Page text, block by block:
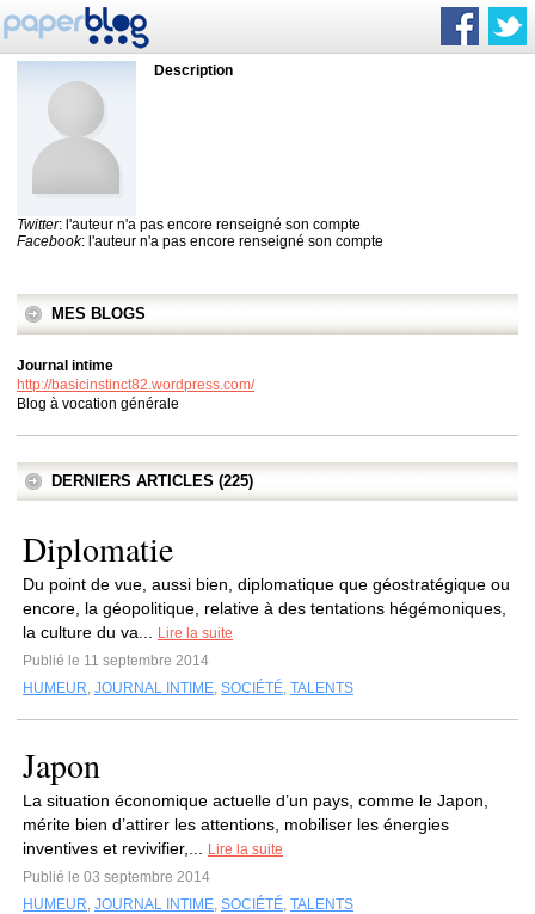
Description
Twitter: l'auteur n'a pas encore renseigné son compte
Facebook: l'auteur n'a pas encore renseigné son compte
MES BLOGS
Journal intime
http://basicinstinct82.wordpress.com/
Blog à vocation générale
DERNIERS ARTICLES (225)
Diplomatie
Du point de vue, aussi bien, diplomatique que géostratégique ou
encore, la géopolitique, relative à des tentations hégémoniques,
la culture du va...
Lire la suite
Publié le 11 septembre 2014
HUMEUR, JOURNAL INTIME, SOCIÉTÉ, TALENTS
Japon
La situation économique actuelle d’un pays, comme le Japon,
mérite bien d’attirer les attentions, mobiliser les énergies
inventives et revivifier,...
Lire la suite
Publié le 03 septembre 2014
HUMEUR, JOURNAL INTIME, SOCIÉTÉ, TALENTS